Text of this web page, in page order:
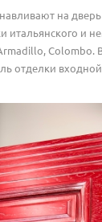
на дверь
итальянского и
отделки входной